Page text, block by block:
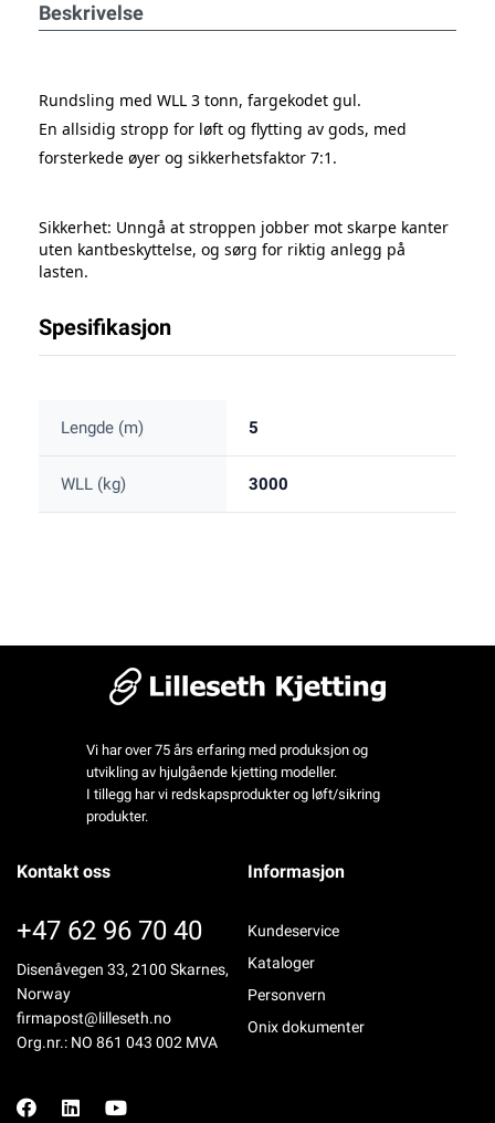
Beskrivelse
Rundsling med WLL 3 tonn, fargekodet gul.
En allsidig stropp for løft og flytting av gods, med
forsterkede øyer og sikkerhetsfaktor 7:1 .
Sikkerhet: Unngå at stroppen jobber mot skarpe kanter
uten kantbeskyttelse, og sørg for riktig anlegg på
lasten.
Spesifikasjon
Lengde (m) 5
WLL (kg) 3000
Vi har over 75 års erfaring med produksjon og
utvikling av hjulgående kjetting modeller.
I tillegg har vi redskapsprodukter og løft/sikring
produkter.
Kontakt oss
+47 62 96 70 40
Disenåvegen 33, 2100 Skarnes,
Norway
firmapost@lilleseth.no
Org.nr.: NO 861 043 002 MVA
Informasjon
Kundeservice
Kataloger
Personvern
Onix dokumenter